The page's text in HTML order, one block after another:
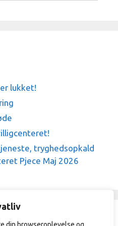
lukket!
tryghedsopkald
Pjece Maj 2026